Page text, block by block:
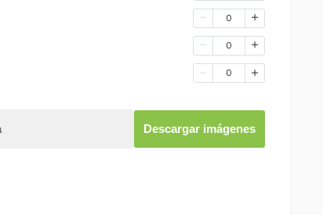
0
0
0
Descargar imágenes